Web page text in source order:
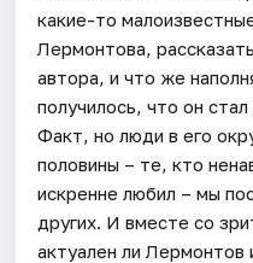
какие-то
Лермонтова,
автора, и что же
получилось, что он
Факт, но люди в его
половины – те, кто
искренне любил – мы
других. И вместе со
актуален ли Лермонтов